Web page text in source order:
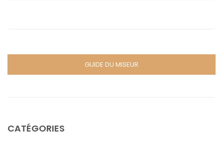
GUIDE DU MISEUR
CATÉGORIES